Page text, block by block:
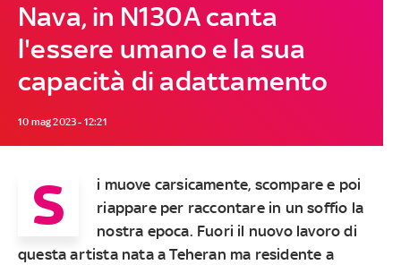
Nava, in N130A canta
l'essere umano e la sua
capacità di adattamento
10 mag 2023 - 12:21
S
i muove carsicamente, scompare e poi
riappare per raccontare in un soffio la
nostra epoca. Fuori il nuovo lavoro di
questa artista nata a Teheran ma residente a